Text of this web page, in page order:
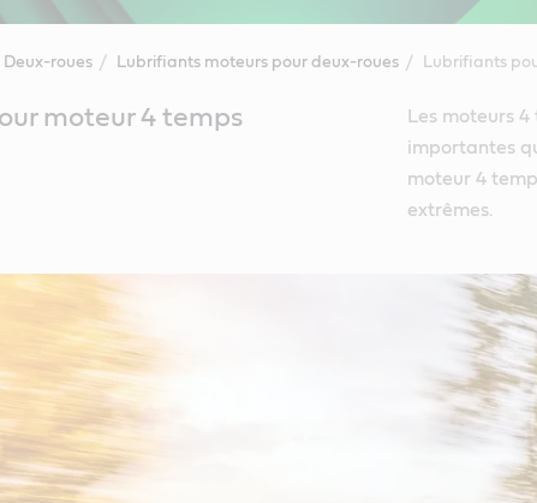
Deux-roues Lubrifiants moteurs pour deux-roues Lubrifiants
moteur 4 temps
Les moteurs
importantes
moteur 4
extrêmes.